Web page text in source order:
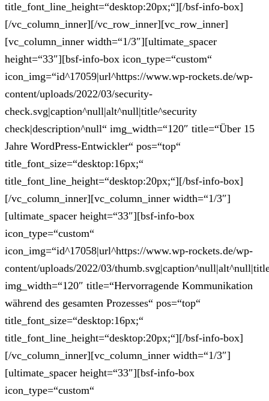
title_font_line_height=“desktop:20px;“][/bsf-info-box]
[/vc_column_inner][/vc_row_inner][vc_row_inner]
[vc_column_inner width=“1/3″][ultimate_spacer
height=“33″][bsf-info-box icon_type=“custom“
icon_img=“id^17059|url^https://www.wp-rockets.de/wp-
content/uploads/2022/03/security-
check.svg|caption^null|alt^null|title^security
check|description^null“ img_width=“120″ title=“Über 15
Jahre WordPress-Entwickler“ pos=“top“
title_font_size=“desktop:16px;“
title_font_line_height=“desktop:20px;“][/bsf-info-box]
[/vc_column_inner][vc_column_inner width=“1/3″]
[ultimate_spacer height=“33″][bsf-info-box
icon_type=“custom“
icon_img=“id^17058|url^https://www.wp-rockets.de/wp-
content/uploads/2022/03/
img_width=“120″ title=“Hervorragende Kommunikation
während des gesamten Prozesses“ pos=“top“
title_font_size=“desktop:16px;“
title_font_line_height=“desktop:20px;“][/bsf-info-box]
[/vc_column_inner][vc_column_inner width=“1/3″]
[ultimate_spacer height=“33″][bsf-info-box
icon_type=“custom“